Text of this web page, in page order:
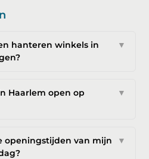
hanteren winkels in
▼
Haarlem open op
▼
openingstijden van mijn
▼